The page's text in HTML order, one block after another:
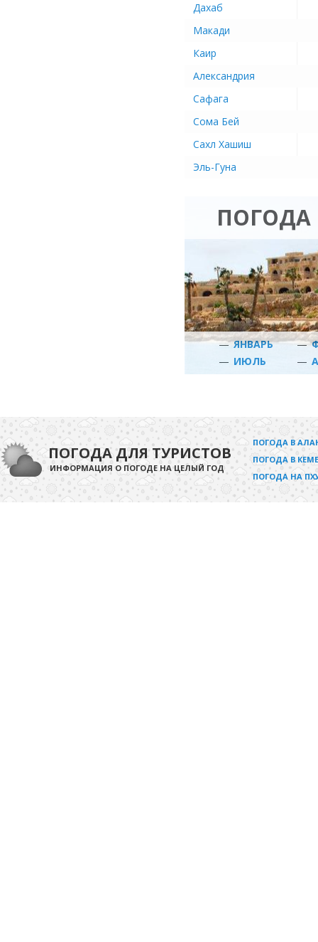
Дахаб
Макади
Каир
Александрия
Сафага
Сома Бей
Сахл Хашиш
Эль-Гуна
—ЯНВАРЬ —
— ИЮЛЬ —
ПОГОДА ДЛЯ ТУРИСТОВ
ИНФОРМАЦИЯ О ПОГОДЕ НА ЦЕЛЫЙ ГОД
ПОГОДА В
ПОГОДА В
ПОГОДА НА